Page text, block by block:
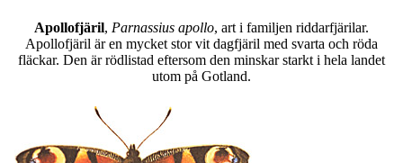
Apollofjäril, Parnassius apollo, art i familjen riddarfjärilar.
Apollofjäril är en mycket stor vit dagfjäril med svarta och röda
fläckar. Den är rödlistad eftersom den minskar starkt i hela landet
utom på Gotland.